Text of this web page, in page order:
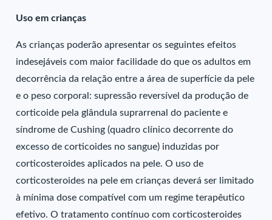
Uso em crianças
As crianças poderão apresentar os seguintes efeitos
indesejáveis com maior facilidade do que os adultos em
decorrência da relação entre a área de superfície da pele
e o peso corporal: supressão reversível da produção de
corticoide pela glândula suprarrenal do paciente e
síndrome de Cushing (quadro clínico decorrente do
excesso de corticoides no sangue) induzidas por
corticosteroides aplicados na pele. O uso de
corticosteroides na pele em crianças deverá ser limitado
à mínima dose compatível com um regime terapêutico
efetivo. O tratamento contínuo com corticosteroides